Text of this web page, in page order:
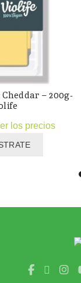
– 200g-
los precios